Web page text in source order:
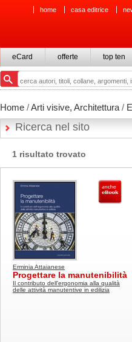
home casa editrice
eCard offerte top ten
Home /Arti visive, Architettura /
Ricerca nel sito
1 risultato trovato
Erminia Attaianese
Progettare la manutenibilità
Il contributo dell'ergonomia alla qualità
delle attività manutentive in edilizia